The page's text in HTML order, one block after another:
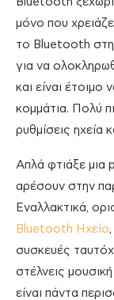
μόνο που
το Bluetooth στη
για να
και είναι έτοιμο
κομμάτια. Πολύ
ρυθμίσεις ηχεία
Απλά φτιάξε μια
αρέσουν στην
Εναλλακτικά,
Bluetooth Ηχείο
συσκευές
στέλνεις
είναι πάντα